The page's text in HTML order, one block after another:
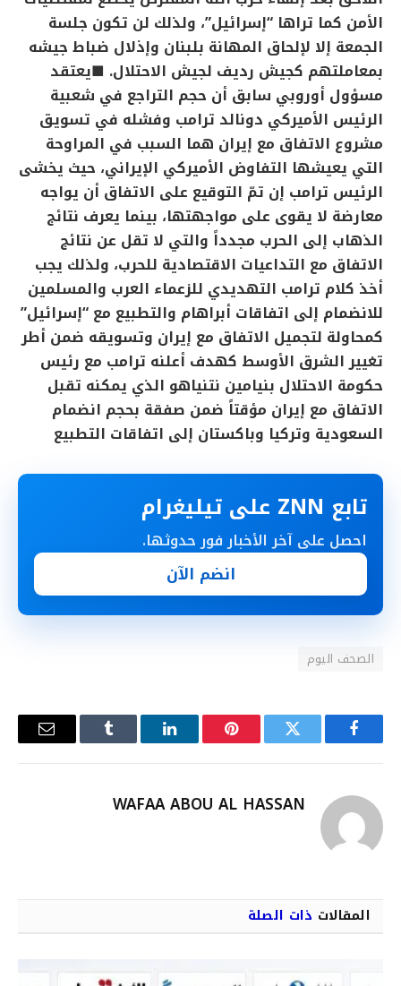
الأمن كما تراها “إسرائيل”، ولذلك لن تكون جلسة
الجمعة إلا لإلحاق المهانة بلبنان وإذلال ضباط جيشه
بمعاملتهم كجيش رديف لجيش الاحتلال. ■يعتقد
مسؤول أوروبي سابق أن حجم التراجع في شعبية
الرئيس الأميركي دونالد ترامب وفشله في تسويق
مشروع الاتفاق مع إيران هما السبب في المراوحة
التي يعيشها التفاوض الأميركي الإيراني، حيث يخشى
الرئيس ترامب إن تمّ التوقيع على الاتفاق أن يواجه
معارضة لا يقوى على مواجهتها، بينما يعرف نتائج
الذهاب إلى الحرب مجدداً والتي لا تقل عن نتائج
الاتفاق مع التداعيات الاقتصادية للحرب، ولذلك يجب
أخذ كلام ترامب التهديدي للزعماء العرب والمسلمين
للانضمام إلى اتفاقات أبراهام والتطبيع مع “إسرائيل”
كمحاولة لتجميل الاتفاق مع إيران وتسويقه ضمن أطر
تغيير الشرق الأوسط كهدف أعلنه ترامب مع رئيس
حكومة الاحتلال بنيامين نتنياهو الذي يمكنه تقبل
الاتفاق مع إيران مؤقتاً ضمن صفقة بحجم انضمام
السعودية وتركيا وباكستان إلى اتفاقات التطبيع
تابع ZNN على تيليغرام
احصل على آخر الأخبار فور حدوثها.
انضم الآن
الصحف اليوم
فيسبوك تويتر بينتيريستلينكدإن Tumblr
البريد
WAFAA ABOU AL HASSAN
المقالات ذات الصلة